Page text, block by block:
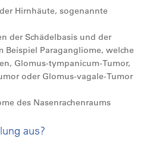
Hirnhäute, sogenannte
der Schädelbasis und der
Beispiel Paragangliome, welche
Glomus-tympanicum-Tumor,
oder Glomus-vagale-Tumor
des Nasenrachenraums
aus?